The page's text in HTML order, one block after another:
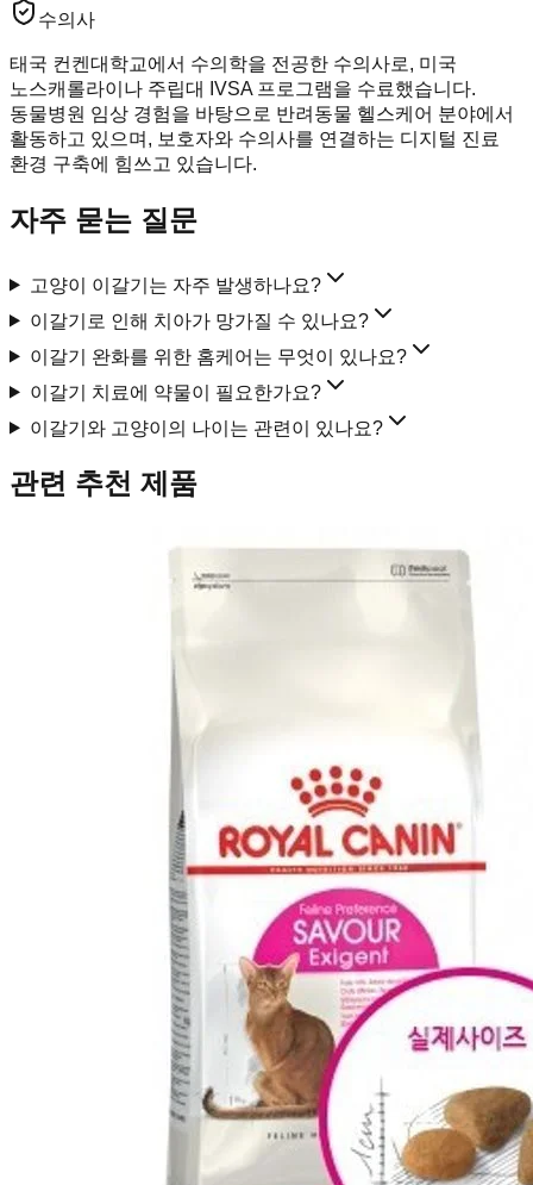
수의사
태국 컨켄대학교에서 수의학을 전공한 수의사로, 미국
노스캐롤라이나 주립대 IVSA 프로그램을 수료했습니다.
동물병원 임상 경험을 바탕으로 반려동물 헬스케어 분야에서
활동하고 있으며, 보호자와 수의사를 연결하는 디지털 진료
환경 구축에 힘쓰고 있습니다.
자주 묻는 질문
고양이 이갈기는 자주 발생하나요?
이갈기로 인해 치아가 망가질 수 있나요?
이갈기 완화를 위한 홈케어는 무엇이 있나요?
이갈기 치료에 약물이 필요한가요?
이갈기와 고양이의 나이는 관련이 있나요?
관련 추천 제품